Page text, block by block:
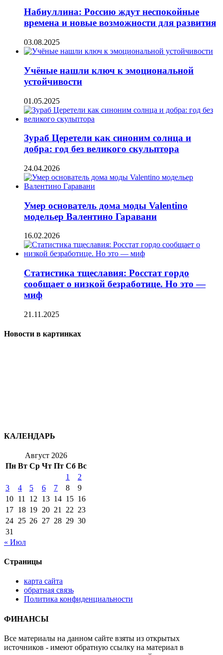
Набиуллина: Россию ждут неспокойные
времена и новые возможности для развития
03.08.2025
Учёные нашли ключ к эмоциональной
устойчивости
01.05.2025
Зураб Церетели как синоним солнца и
добра: год без великого скульптора
24.04.2026
Умер основатель дома моды Valentino
модельер Валентино Гаравани
16.02.2026
Статистика тщеславия: Росстат гордо
сообщает о низкой безработице. Но это —
миф
21.11.2025
Новости в картинках
КАЛЕНДАРЬ
Август 2026
Пн Вт Ср Чт Пт Сб Вс
1
2
3
4 5 6 7 8
9
10 11 12 13 14 15 16
17 18 19 20 21 22 23
24 25 26 27 28 29 30
31
« Июл
Страницы
карта сайта
обратная связь
Политика конфиденциальности
ФИНАНСЫ
Все материалы на данном сайте взяты из открытых
источников - имеют обратную ссылку на материал в